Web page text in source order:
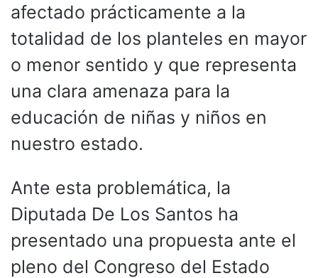
afectado prácticamente a la
totalidad de los planteles en mayor
o menor sentido y que representa
una clara amenaza para la
educación de niñas y niños en
nuestro estado.
Ante esta problemática, la
Diputada De Los Santos ha
presentado una propuesta ante el
pleno del Congreso del Estado